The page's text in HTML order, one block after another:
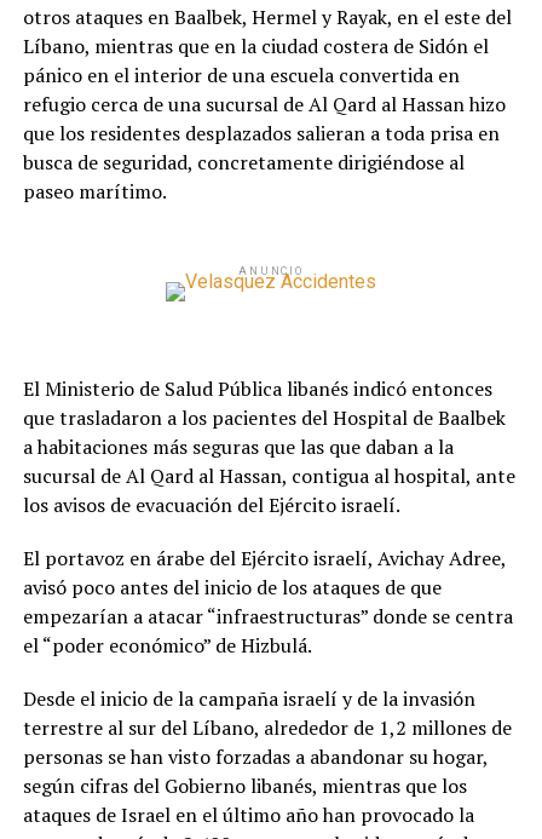
otros ataques en Baalbek, Hermel y Rayak, en el este del
Líbano, mientras que en la ciudad costera de Sidón el
pánico en el interior de una escuela convertida en
refugio cerca de una sucursal de Al Qard al Hassan hizo
que los residentes desplazados salieran a toda prisa en
busca de seguridad, concretamente dirigiéndose al
paseo marítimo.
ANUNCIO
El Ministerio de Salud Pública libanés indicó entonces
que trasladaron a los pacientes del Hospital de Baalbek
a habitaciones más seguras que las que daban a la
sucursal de Al Qard al Hassan, contigua al hospital, ante
los avisos de evacuación del Ejército israelí.
El portavoz en árabe del Ejército israelí, Avichay Adree,
avisó poco antes del inicio de los ataques de que
empezarían a atacar “infraestructuras” donde se centra
el “poder económico” de Hizbulá.
Desde el inicio de la campaña israelí y de la invasión
terrestre al sur del Líbano, alrededor de 1,2 millones de
personas se han visto forzadas a abandonar su hogar,
según cifras del Gobierno libanés, mientras que los
ataques de Israel en el último año han provocado la